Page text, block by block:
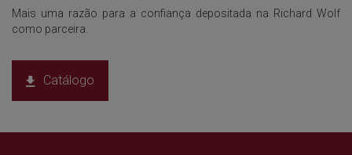
Mais uma razão para a confiança depositada na Richard Wolf
como parceira.
Catálogo